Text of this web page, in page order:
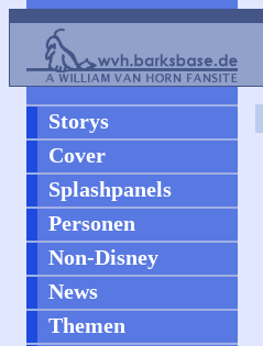
Storys
Cover
Splashpanels
Personen
Non-Disney
News
Themen